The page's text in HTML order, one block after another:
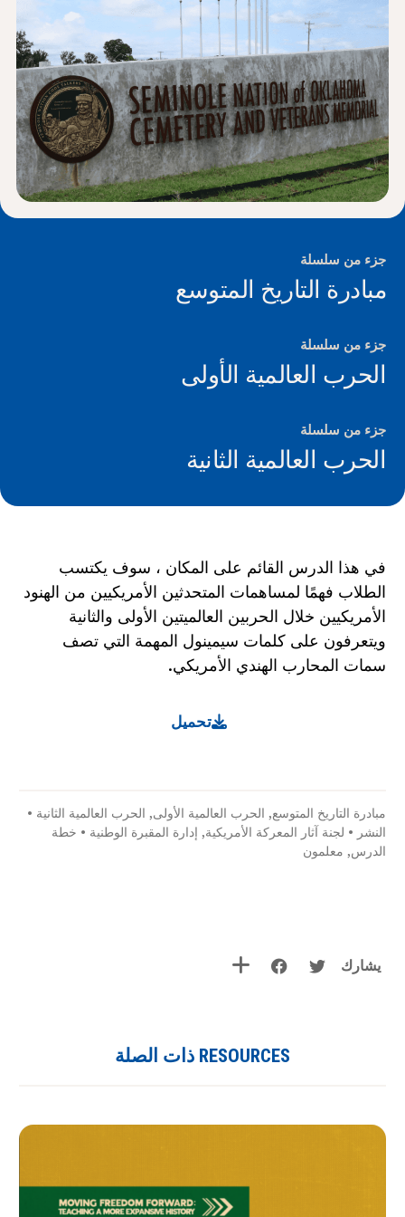
الأخبار و الأحداث
حول NHD ®
شارك
جزء من سلسلة
مبادرة التاريخ المتوسع
جزء من سلسلة
الحرب العالمية الأولى
جزء من سلسلة
الحرب العالمية الثانية
في هذا الدرس القائم على المكان ، سوف يكتسب
الطلاب فهمًا لمساهمات المتحدثين الأمريكيين من الهنود
الأمريكيين خلال الحربين العالميتين الأولى والثانية
ويتعرفون على كلمات سيمينول المهمة التي تصف
سمات المحارب الهندي الأمريكي.
تحميل
مبادرة التاريخ المتوسع, الحرب العالمية الأولى, الحرب العالمية الثانية •
النشر • لجنة آثار المعركة الأمريكية, إدارة المقبرة الوطنية • خطة
الدرس, معلمون
يشارك
RESOURCES ذات الصلة